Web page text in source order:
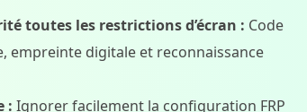
toutes les restrictions d’écran : Code
empreinte digitale et reconnaissance
: Ignorer facilement la configuration FRP